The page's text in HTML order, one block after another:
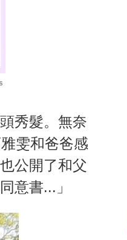
秀髮。無奈
雯和爸爸感
公開了和父
意書...」